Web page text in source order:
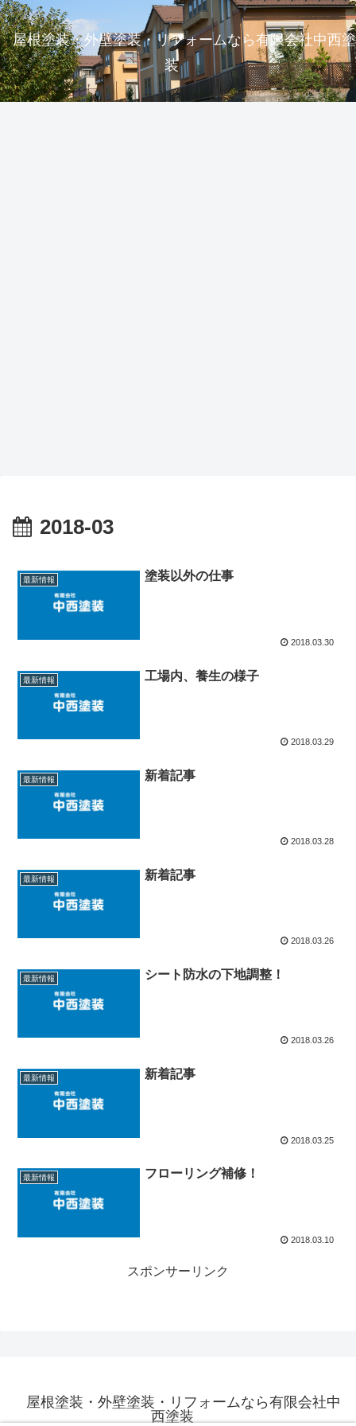
屋根塗装・外壁塗装・リフォームなら有限会社中西塗
装
2018-03
最新情報 塗装以外の仕事
2018.03.30
最新情報 工場内、養生の様子
2018.03.29
最新情報 新着記事
2018.03.28
最新情報 新着記事
2018.03.26
最新情報 シート防水の下地調整！
2018.03.26
最新情報 新着記事
2018.03.25
最新情報 フローリング補修！
2018.03.10
スポンサーリンク
屋根塗装・外壁塗装・リフォームなら有限会社中
西塗装